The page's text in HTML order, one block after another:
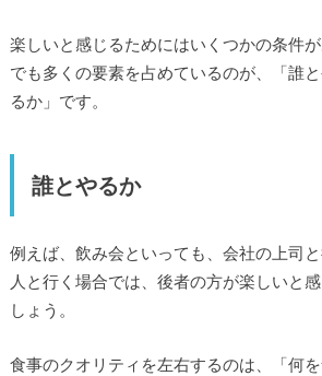
楽しいと感じるためにはいくつかの条件
でも多くの要素を占めているのが、「誰
るか」です。
誰とやるか
例えば、飲み会といっても、会社の上司
人と行く場合では、後者の方が楽しいと
しょう。
食事のクオリティを左右するのは、「何